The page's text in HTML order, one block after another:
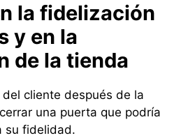
la fidelización
y en la
de la tienda
cliente después de la
una puerta que podría
su fidelidad.